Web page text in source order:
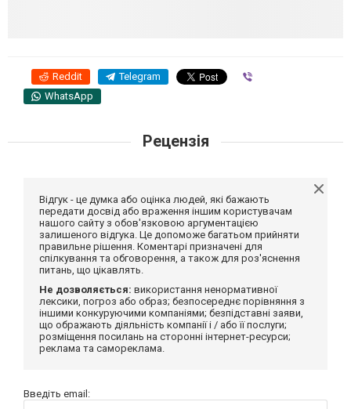
Reddit Telegram
WhatsApp
Рецензія
Відгук - це думка або оцінка людей, які бажають
передати досвід або враження іншим користувачам
нашого сайту з обов'язковою аргументацією
залишеного відгука. Це допоможе багатьом прийняти
правильне рішення. Коментарі призначені для
спілкування та обговорення, а також для роз'яснення
питань, що цікавлять.
Не дозволяється: використання ненормативної
лексики, погроз або образ; безпосереднє порівняння з
іншими конкуруючими компаніями; безпідставні заяви,
що ображають діяльність компанії і / або її послуги;
розміщення посилань на сторонні інтернет-ресурси;
реклама та самореклама.
Введіть email: